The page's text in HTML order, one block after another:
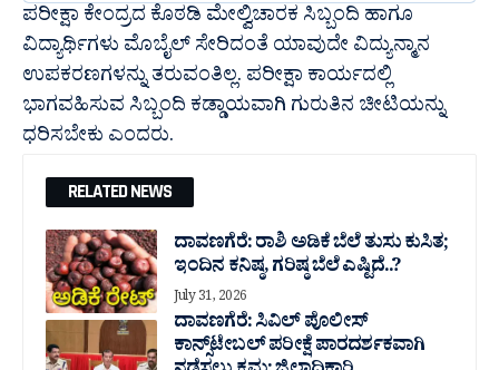
ಪರೀಕ್ಷಾ ಕೇಂದ್ರದ ಕೊಠಡಿ ಮೇಲ್ವಿಚಾರಕ ಸಿಬ್ಬಂದಿ ಹಾಗೂ
ವಿದ್ಯಾರ್ಥಿಗಳು ಮೊಬೈಲ್ ಸೇರಿದಂತೆ ಯಾವುದೇ ವಿದ್ಯುನ್ಮಾನ
ಉಪಕರಣಗಳನ್ನು ತರುವಂತಿಲ್ಲ. ಪರೀಕ್ಷಾ ಕಾರ್ಯದಲ್ಲಿ
ಭಾಗವಹಿಸುವ ಸಿಬ್ಬಂದಿ ಕಡ್ಡಾಯವಾಗಿ ಗುರುತಿನ ಚೀಟಿಯನ್ನು
ಧರಿಸಬೇಕು ಎಂದರು.
RELATED NEWS
ದಾವಣಗೆರೆ: ರಾಶಿ ಅಡಿಕೆ ಬೆಲೆ ತುಸು‌ ಕುಸಿತ;
ಇಂದಿನ ಕನಿಷ್ಠ, ಗರಿಷ್ಠ ಬೆಲೆ ಎಷ್ಟಿದೆ..?
July 31, 2026
ದಾವಣಗೆರೆ: ಸಿವಿಲ್ ಪೊಲೀಸ್
ಕಾನ್ಸ್‌ಟೇಬಲ್ ಪರೀಕ್ಷೆ ಪಾರದರ್ಶಕವಾಗಿ